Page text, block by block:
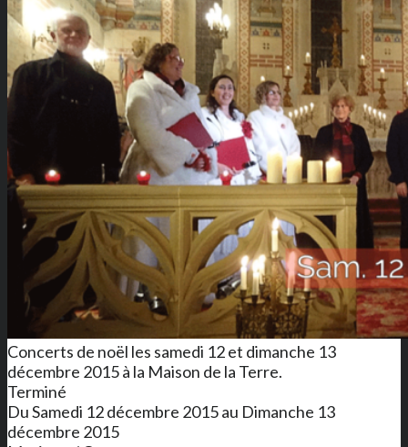
Concerts de noël les samedi 12 et dimanche 13
décembre 2015 à la Maison de la Terre.
Terminé
Du Samedi 12 décembre 2015 au Dimanche 13
décembre 2015